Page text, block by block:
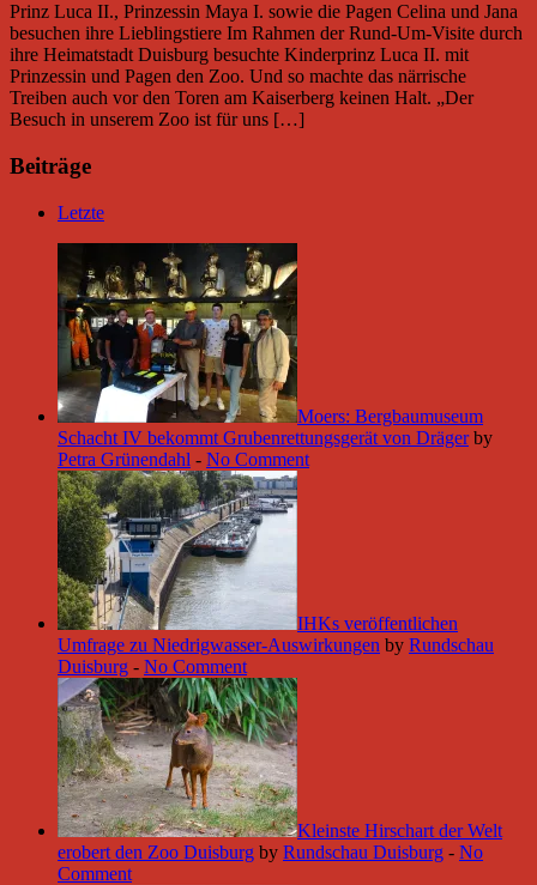
Prinz Luca II., Prinzessin Maya I. sowie die Pagen Celina und Jana
besuchen ihre Lieblingstiere Im Rahmen der Rund-Um-Visite durch
ihre Heimatstadt Duisburg besuchte Kinderprinz Luca II. mit
Prinzessin und Pagen den Zoo. Und so machte das närrische
Treiben auch vor den Toren am Kaiserberg keinen Halt. „Der
Besuch in unserem Zoo ist für uns […]
Beiträge
Letzte
Moers: Bergbaumuseum
Schacht IV bekommt Grubenrettungsgerät von Dräger by
Petra Grünendahl - No Comment
IHKs veröffentlichen
Umfrage zu Niedrigwasser-Auswirkungen by Rundschau
Duisburg - No Comment
Kleinste Hirschart der Welt
erobert den Zoo Duisburg by Rundschau Duisburg - No
Comment